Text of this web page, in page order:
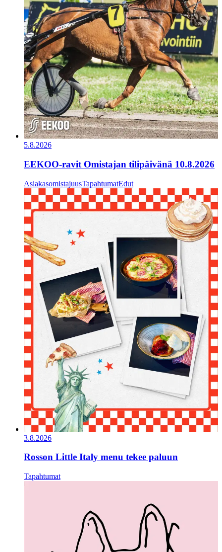
5.8.2026
EEKOO-ravit Omistajan tilipäivänä 10.8.2026
AsiakasomistajuusTapahtumatEdut
3.8.2026
Rosson Little Italy menu tekee paluun
Tapahtumat